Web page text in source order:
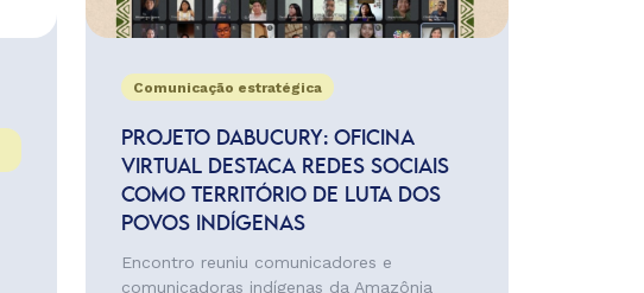
Comunicação estratégica
PROJETO DABUCURY: OFICINA
VIRTUAL DESTACA REDES SOCIAIS
COMO TERRITÓRIO DE LUTA DOS
POVOS INDÍGENAS
Encontro reuniu comunicadores e
comunicadoras indígenas da Amazônia